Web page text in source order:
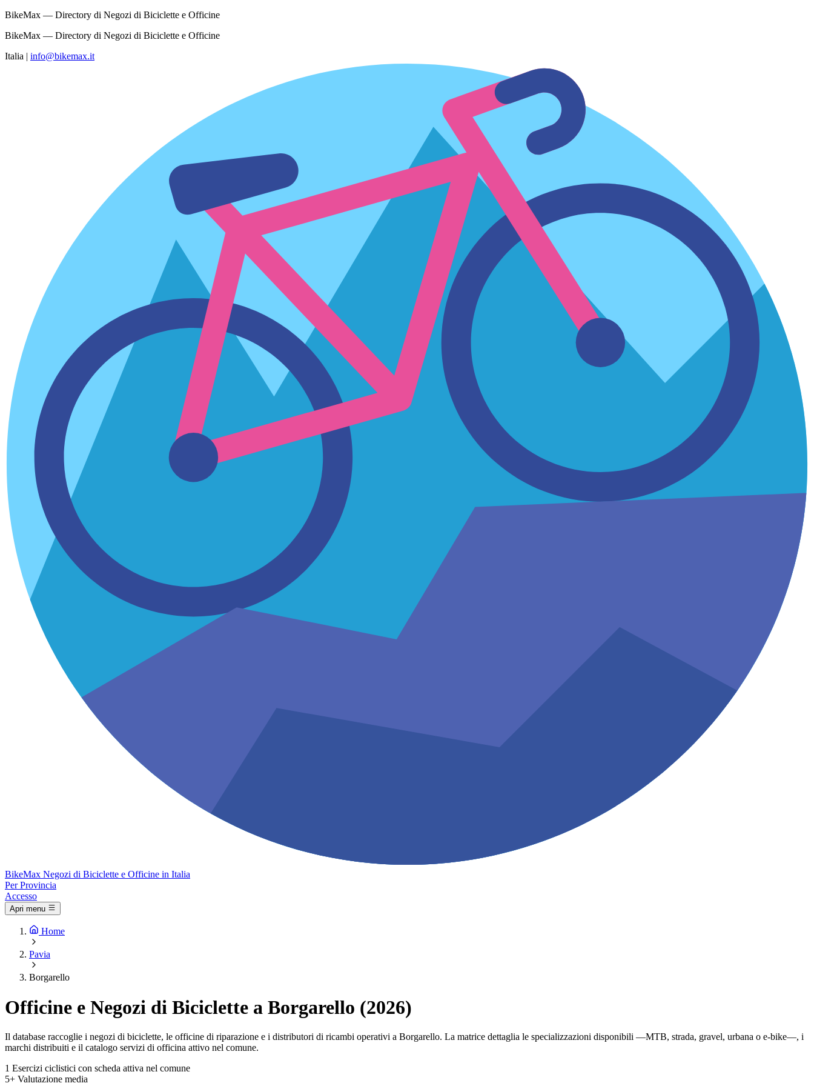
BikeMax — Directory di Negozi di Biciclette e Officine
BikeMax — Directory di Negozi di Biciclette e Officine
Italia | info@bikemax.it
BikeMax Negozi di Biciclette e Officine in Italia
Per Provincia
Accesso
Apri menu
Home
Pavia
Borgarello
Officine e Negozi di Biciclette a Borgarello (2026)
Il database raccoglie i negozi di biciclette, le officine di riparazione e i distributori di ricambi operativi a Borgarello. La matrice dettaglia le specializzazioni disponibili —MTB, strada, gravel, urbana o e-bike—, i
marchi distribuiti e il catalogo servizi di officina attivo nel comune.
1 Esercizi ciclistici con scheda attiva nel comune
5+ Valutazione media